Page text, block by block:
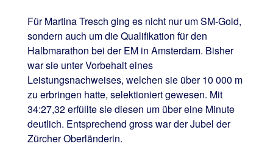
Für Martina Tresch ging es nicht nur um SM-Gold,
sondern auch um die Qualifikation für den
Halbmarathon bei der EM in Amsterdam. Bisher
war sie unter Vorbehalt eines
Leistungsnachweises, welchen sie über 10 000 m
zu erbringen hatte, selektioniert gewesen. Mit
34:27,32 erfüllte sie diesen um über eine Minute
deutlich. Entsprechend gross war der Jubel der
Zürcher Oberländerin.